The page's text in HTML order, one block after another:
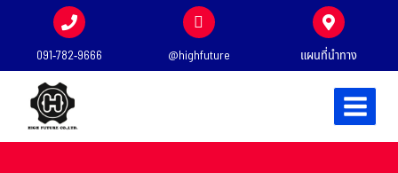
091-782-9666 @highfuture แผนที่นำทาง